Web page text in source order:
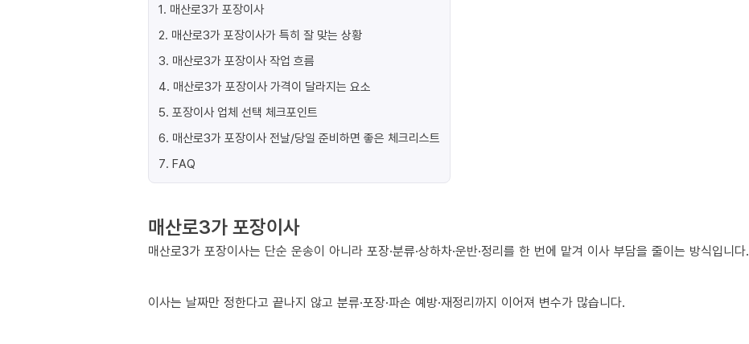
1. 매산로3가 포장이사
2. 매산로3가 포장이사가 특히 잘 맞는 상황
3. 매산로3가 포장이사 작업 흐름
4. 매산로3가 포장이사 가격이 달라지는 요소
5. 포장이사 업체 선택 체크포인트
6. 매산로3가 포장이사 전날/당일 준비하면 좋은 체크리스트
7. FAQ
매산로3가 포장이사
매산로3가 포장이사는 단순 운송이 아니라 포장·분류·상하차·운반·정리를 한 번에 맡겨 이사 부담을 줄이는 방식입니다.
이사는 날짜만 정한다고 끝나지 않고 분류·포장·파손 예방·재정리까지 이어져 변수가 많습니다.